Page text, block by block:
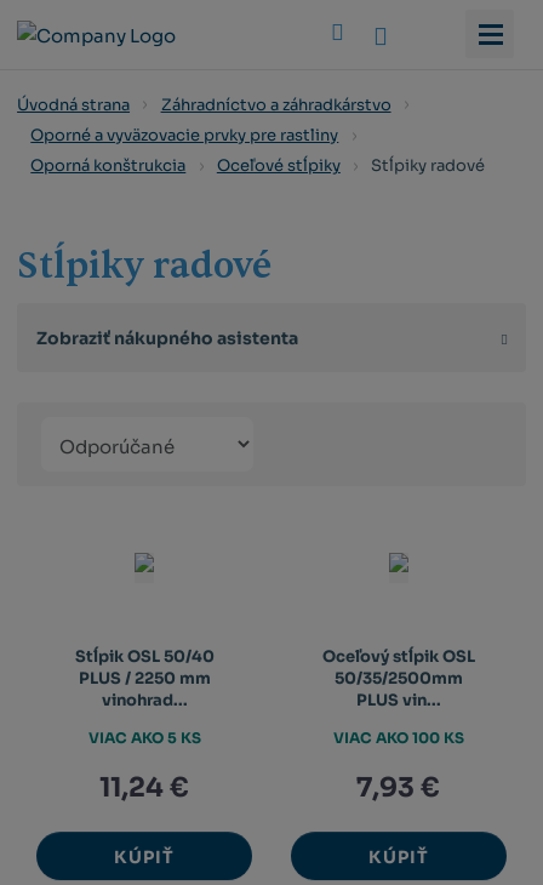
Úvodná strana
Záhradníctvo a záhradkárstvo
Oporné a vyväzovacie prvky pre rastliny
Oporná konštrukcia
Oceľové stĺpiky Stĺpiky radové
Stĺpiky radové
Zobraziť nákupného asistenta
produktů
Stĺpik OSL 50/40
PLUS / 2250 mm
vinohrad...
11,24 €
KÚPIŤ
VIAC AKO 5 KS
Oceľový stĺpik OSL
50/35/2500mm
PLUS vin...
7,93 €
KÚPIŤ
VIAC AKO 100 KS